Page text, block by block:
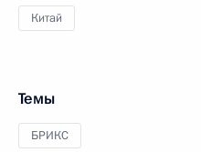
Китай
Темы
БРИКС